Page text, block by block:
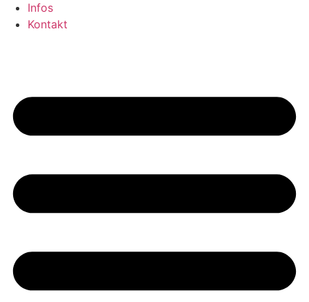
Infos
Kontakt